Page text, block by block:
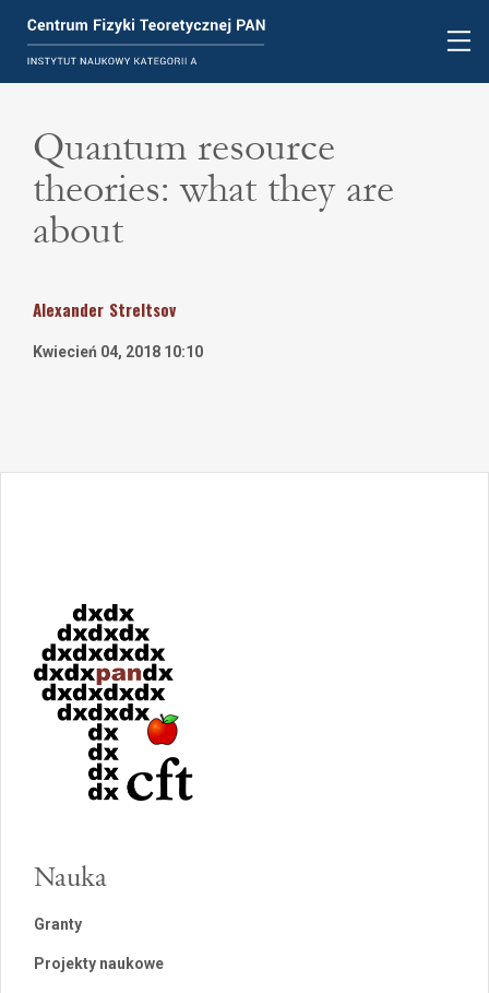
Quantum resource
theories: what they are
about
Alexander Streltsov
Kwiecień 04, 2018 10:10
Nauka
Granty
Projekty naukowe